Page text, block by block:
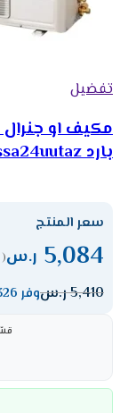
تفضيل
بارد Assa24uutaz
سعر المنتج
5,084 ر.س
5,410ر.سوفر 326 ر.س